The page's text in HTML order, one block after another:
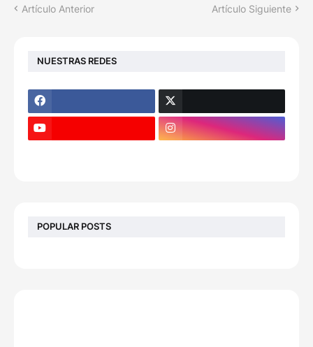
Artículo Anterior Artículo Siguiente
NUESTRAS REDES
POPULAR POSTS